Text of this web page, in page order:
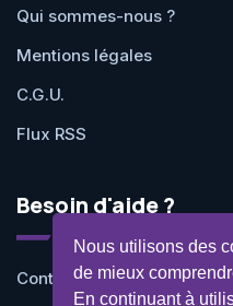
Nous utilisons des
de mieux
En continuant à
Qui sommes-nous ?
Mentions légales
C.G.U.
Flux RSS
Besoin d'aide ?
Contactez-nous